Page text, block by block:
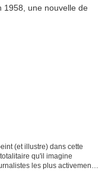
(et illustre) dans cette
qu'il imagine
les plus activement